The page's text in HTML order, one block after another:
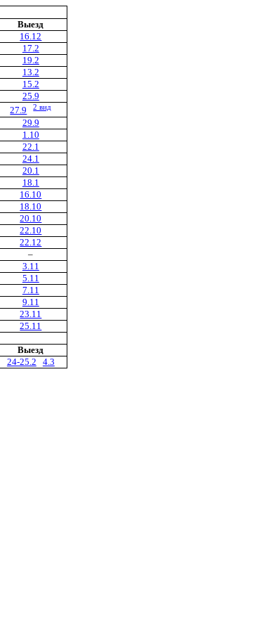
Выезд
16.12
17.2
19.2
13.2
15.2
25.9
27.9 2 вид
29.9
1.10
22.1
24.1
20.1
18.1
16.10
18.10
20.10
22.10
22.12
–
3.11
5.11
7.11
9.11
23.11
25.11
Выезд
24-25.2 4.3